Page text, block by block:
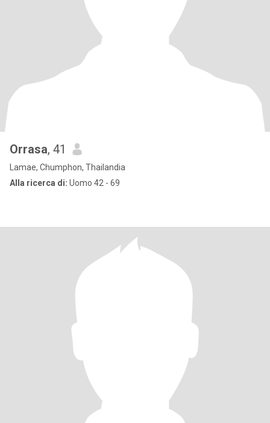
Orrasa, 41
Lamae, Chumphon, Thailandia
Alla ricerca di: Uomo 42 - 69